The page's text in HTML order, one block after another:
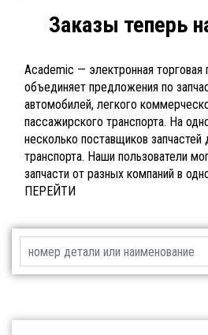
Заказы теперь
Academic — электронная торговая
объединяет предложения по
автомобилей, легкого
пассажирского транспорта. На
несколько поставщиков запчастей
транспорта. Наши пользователи
запчасти от разных компаний в
ПЕРЕЙТИ